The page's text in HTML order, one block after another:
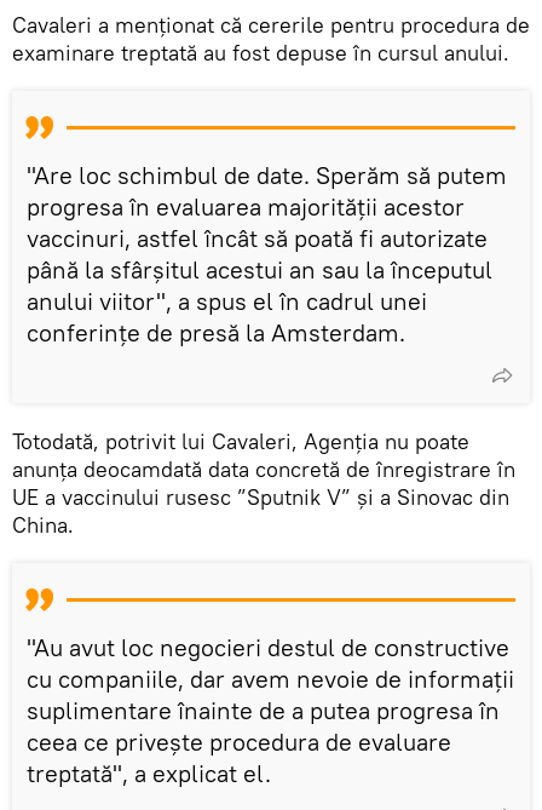
Cavaleri a menționat că cererile pentru procedura de
examinare treptată au fost depuse în cursul anului.
"Are loc schimbul de date. Sperăm să putem
progresa în evaluarea majorității acestor
vaccinuri, astfel încât să poată fi autorizate
până la sfârșitul acestui an sau la începutul
anului viitor", a spus el în cadrul unei
conferințe de presă la Amsterdam.
Totodată, potrivit lui Cavaleri, Agenția nu poate
anunța deocamdată data concretă de înregistrare în
UE a vaccinului rusesc ”Sputnik V” și a Sinovac din
China.
"Au avut loc negocieri destul de constructive
cu companiile, dar avem nevoie de informații
suplimentare înainte de a putea progresa în
ceea ce privește procedura de evaluare
treptată", a explicat el.